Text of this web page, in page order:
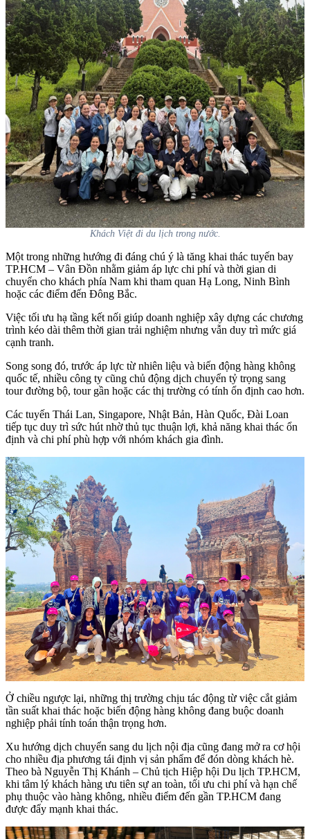
Khách Việt đi du lịch trong nước.
Một trong những hướng đi đáng chú ý là tăng khai thác tuyến bay
TP.HCM – Vân Đồn nhằm giảm áp lực chi phí và thời gian di
chuyển cho khách phía Nam khi tham quan Hạ Long, Ninh Bình
hoặc các điểm đến Đông Bắc.
Việc tối ưu hạ tầng kết nối giúp doanh nghiệp xây dựng các chương
trình kéo dài thêm thời gian trải nghiệm nhưng vẫn duy trì mức giá
cạnh tranh.
Song song đó, trước áp lực từ nhiên liệu và biến động hàng không
quốc tế, nhiều công ty cũng chủ động dịch chuyển tỷ trọng sang
tour đường bộ, tour gần hoặc các thị trường có tính ổn định cao hơn.
Các tuyến Thái Lan, Singapore, Nhật Bản, Hàn Quốc, Đài Loan
tiếp tục duy trì sức hút nhờ thủ tục thuận lợi, khả năng khai thác ổn
định và chi phí phù hợp với nhóm khách gia đình.
Ở chiều ngược lại, những thị trường chịu tác động từ việc cắt giảm
tần suất khai thác hoặc biến động hàng không đang buộc doanh
nghiệp phải tính toán thận trọng hơn.
Xu hướng dịch chuyển sang du lịch nội địa cũng đang mở ra cơ hội
cho nhiều địa phương tái định vị sản phẩm để đón dòng khách hè.
Theo bà Nguyễn Thị Khánh – Chủ tịch Hiệp hội Du lịch TP.HCM,
khi tâm lý khách hàng ưu tiên sự an toàn, tối ưu chi phí và hạn chế
phụ thuộc vào hàng không, nhiều điểm đến gần TP.HCM đang
được đẩy mạnh khai thác.